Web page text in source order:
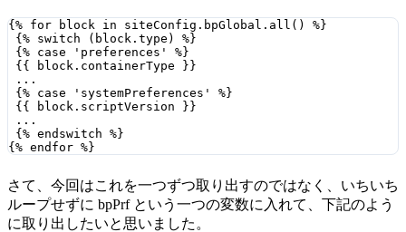
{% for block in siteConfig.bpGlobal.all() %}
{% switch (block.type) %}
{% case 'preferences' %}
{{ block.containerType }}
...
{% case 'systemPreferences' %}
{{ block.scriptVersion }}
...
{% endswitch %}
{% endfor %}
さて、今回はこれを一つずつ取り出すのではなく、いちいち
ループせずに bpPrf という一つの変数に入れて、下記のよう
に取り出したいと思いました。